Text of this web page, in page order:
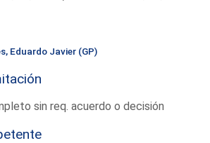
Eduardo Javier (GP)
sin req. acuerdo o decisión